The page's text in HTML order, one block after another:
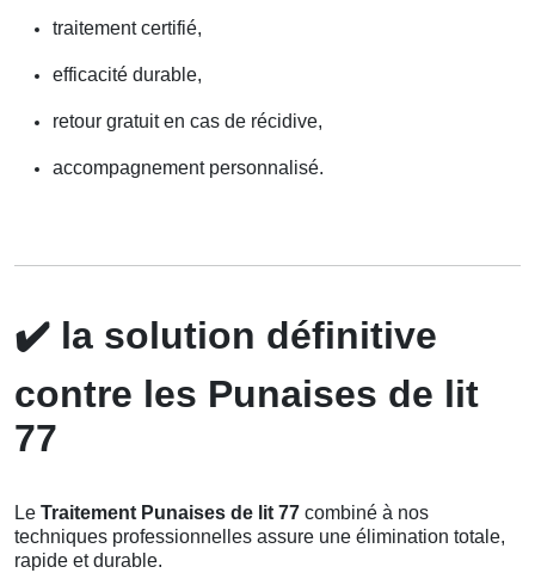
traitement certifié,
efficacité durable,
retour gratuit en cas de récidive,
accompagnement personnalisé.
✔️ la solution définitive
contre les Punaises de lit
77
Le Traitement Punaises de lit 77 combiné à nos
techniques professionnelles assure une élimination totale,
rapide et durable.